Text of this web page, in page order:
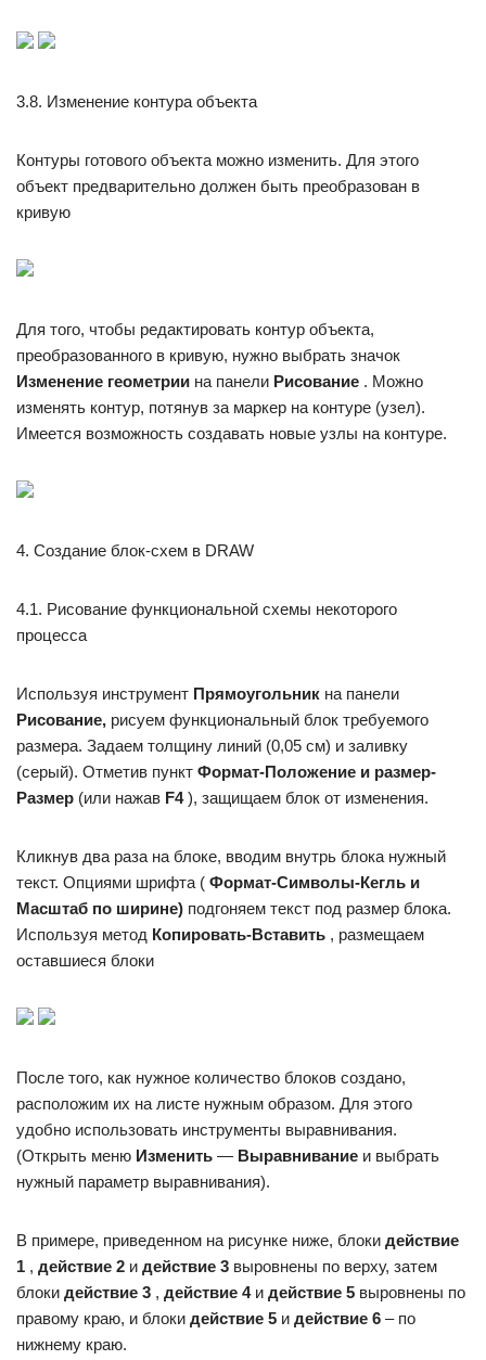
3.8. Изменение контура объекта
Контуры готового объекта можно изменить. Для этого
объект предварительно должен быть преобразован в
кривую
Для того, чтобы редактировать контур объекта,
преобразованного в кривую, нужно выбрать значок
Изменение геометрии на панели Рисование . Можно
изменять контур, потянув за маркер на контуре (узел).
Имеется возможность создавать новые узлы на контуре.
4. Создание блок-схем в DRAW
4.1. Рисование функциональной схемы некоторого
процесса
Используя инструмент Прямоугольник на панели
Рисование, рисуем функциональный блок требуемого
размера. Задаем толщину линий (0,05 см) и заливку
(серый). Отметив пункт Формат-Положение и размер-
Размер (или нажав F4), защищаем блок от изменения.
Кликнув два раза на блоке, вводим внутрь блока нужный
текст. Опциями шрифта ( Формат-Символы-Кегль и
Масштаб по ширине) подгоняем текст под размер блока.
Используя метод Копировать-Вставить , размещаем
оставшиеся блоки
После того, как нужное количество блоков создано,
расположим их на листе нужным образом. Для этого
удобно использовать инструменты выравнивания.
(Открыть меню Изменить — Выравнивание и выбрать
нужный параметр выравнивания).
В примере, приведенном на рисунке ниже, блоки действие
1 , действие 2 и действие 3 выровнены по верху, затем
блоки действие 3 , действие 4и действие 5 выровнены по
правому краю, и блоки действие 5 и действие 6 – по
нижнему краю.